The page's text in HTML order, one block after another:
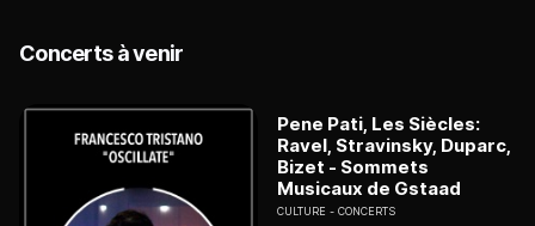
Concerts à venir
Pene Pati, Les Siècles:
Ravel, Stravinsky, Duparc,
Bizet - Sommets
Musicaux de Gstaad
CULTURE CONCERTS